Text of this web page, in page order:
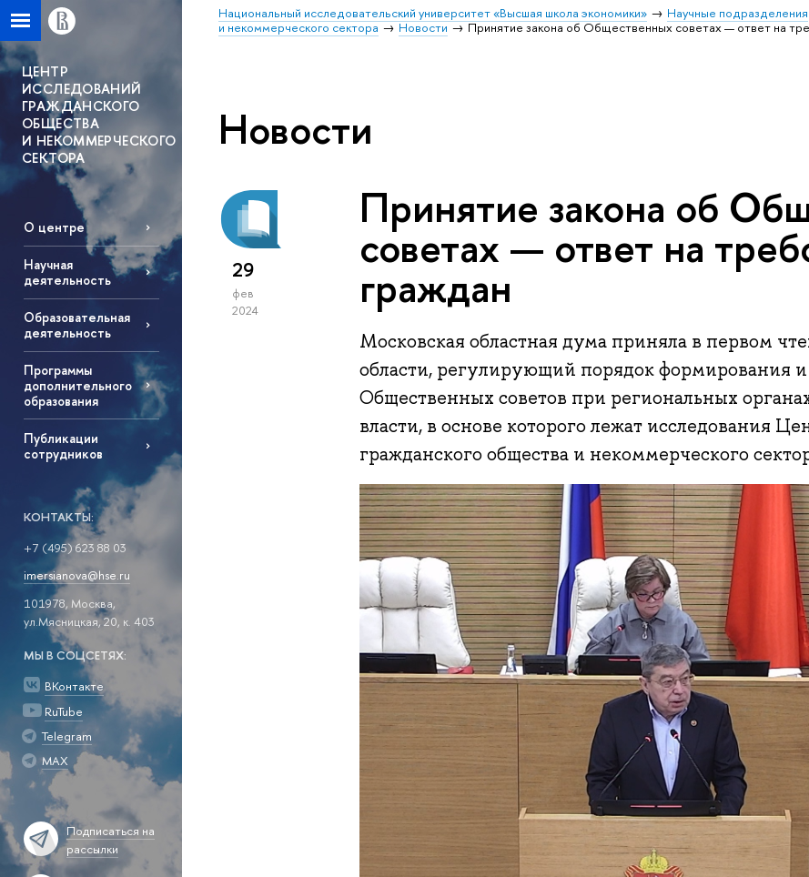
Национальный исследовательский университет «Высшая школа экономики» Научные подразделения
и некоммерческого сектора
Новости Принятие закона об Общественных советах — ответ на
ЦЕНТР
ИССЛЕДОВАНИЙ
ГРАЖДАНСКОГО
ОБЩЕСТВА
И НЕКОММЕРЧЕСКОГО
СЕКТОРА
О центре
Научная
деятельность
Образовательная
деятельность
Программы
дополнительного
образования
Публикации
сотрудников
КОНТАКТЫ:
+7 (495) 623 88 03
imersianova@hse.ru
101978, Москва,
ул.Мясницкая, 20, к. 403
МЫ В СОЦСЕТЯХ:
ВКонтакте
RuTube
Telegram
MAX
Подписаться на
рассылки
Новости
29
фев
2024
Принятие закона об
советах — ответ на
граждан
Московская областная дума приняла в первом
области, регулирующий порядок формирования и
Общественных советов при региональных
власти, в основе которого лежат исследования
гражданского общества и некоммерческого